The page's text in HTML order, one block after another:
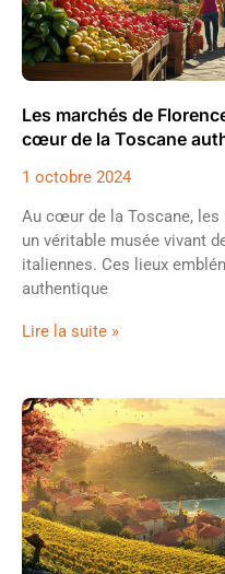
Les marchés de
cœur de la Toscane
1 octobre 2024
Au cœur de la Toscane,
un véritable musée vivant
italiennes. Ces lieux
authentique
Lire la suite »